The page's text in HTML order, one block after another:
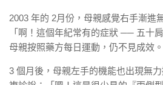
2003 年的 2月份，母親感覺右手漸進
「啊！這個年紀常有的症狀 ── 五十
母親按照藥方每日運動，仍不見成效。
3 個月後，母親左手的機能也出現無